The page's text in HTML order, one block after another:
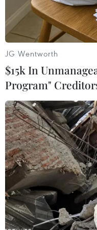
Nhà cửa của người dân
lũ quét.
Ngày 27/10, Đoàn
đồng nhân dân, Ủy
trận Tổ quốc Việt
thăm người dân
JG Wentworth
$15k In
Program"